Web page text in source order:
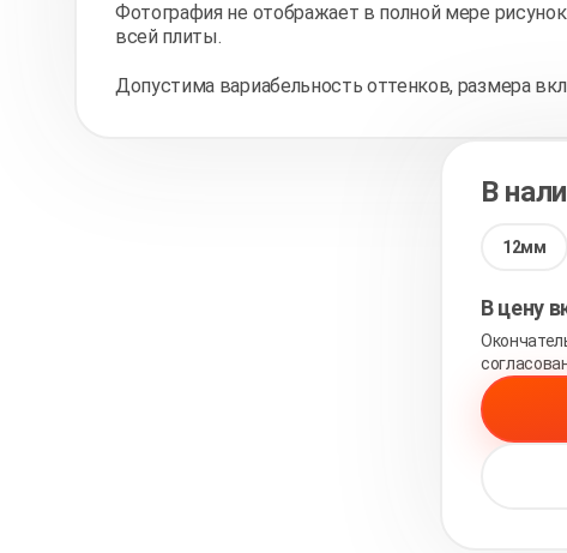
Фотография не отображает в полной мере
всей плиты.
Допустима вариабельность оттенков, размера
В
12мм
В цену